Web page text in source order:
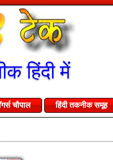
हिंदी में
चौपाल हिंदी तकनीक समूह